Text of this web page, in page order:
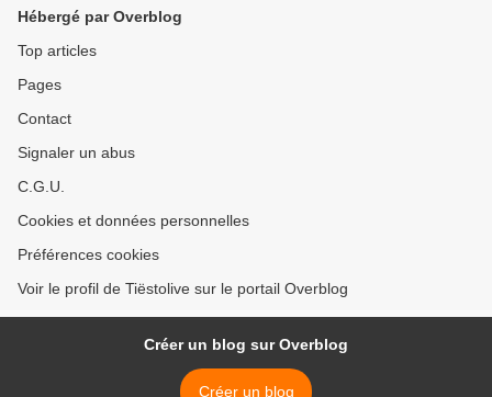
Hébergé par Overblog
Top articles
Pages
Contact
Signaler un abus
C.G.U.
Cookies et données personnelles
Préférences cookies
Voir le profil de Tiëstolive sur le portail Overblog
Créer un blog sur Overblog
Créer un blog